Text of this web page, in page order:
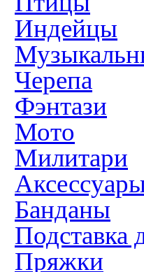
Индейцы
Черепа
Фэнтази
Мото
Милитари
Банданы
Подставка
Пряжки